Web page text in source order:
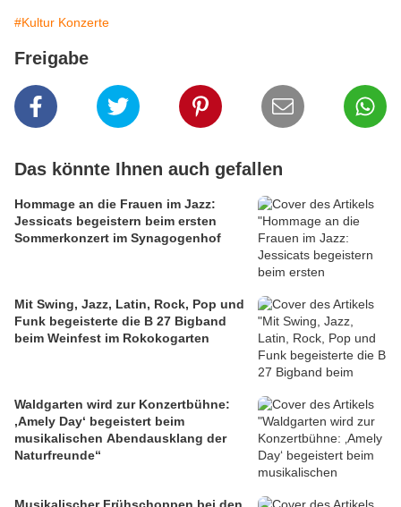
#Kultur Konzerte
Freigabe
Das könnte Ihnen auch gefallen
Hommage an die Frauen im Jazz:
Jessicats begeistern beim ersten
Sommerkonzert im Synagogenhof
Mit Swing, Jazz, Latin, Rock, Pop und
Funk begeisterte die B 27 Bigband
beim Weinfest im Rokokogarten
Waldgarten wird zur Konzertbühne:
‚Amely Day‘ begeistert beim
musikalischen Abendausklang der
Naturfreunde“